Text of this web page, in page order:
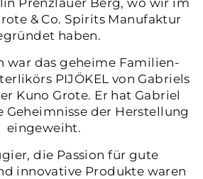
& Co. Spirits Manufaktur
haben.
war das geheime Familien-
PIJÖKEL von Gabriels
Kuno Grote. Er hat Gabriel
Geheimnisse der Herstellung
eingeweiht.
die Passion für gute
innovative Produkte waren